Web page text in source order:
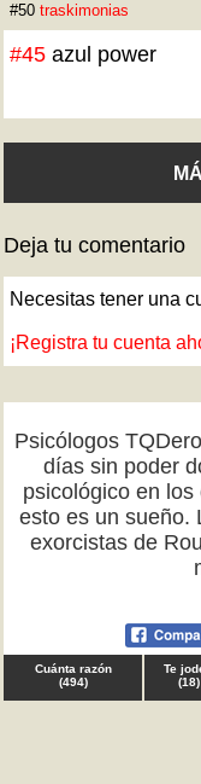
#50 traskimonias
#45 azul power
Deja tu comentario
Necesitas tener una
¡Registra tu cuenta
Psicólogos
días sin poder
psicológico en
esto es un sueño.
exorcistas de
Cuánta razón
(494)
Te
(18)